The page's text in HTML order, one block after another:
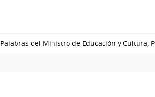
Palabras del Ministro de Educación y Cultura,